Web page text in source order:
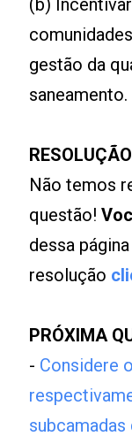
(b)
gestão da
saneamento.
Não temos
questão!
dessa
resolução
PRÓXIMA
- Considere